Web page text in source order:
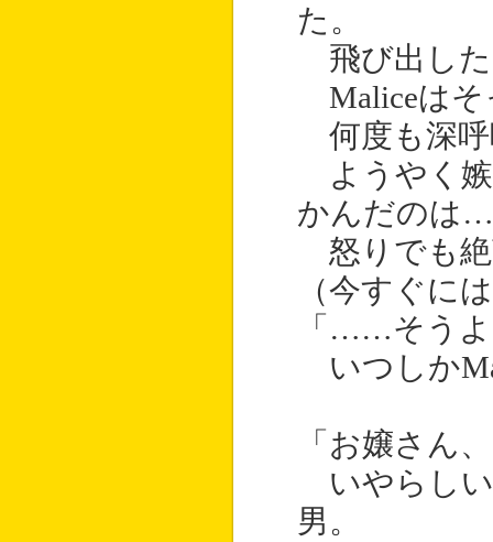
た。
飛び出した
Maliceはそ
何度も深呼
ようやく嫉
かんだのは
怒りでも絶
（今すぐに
「……そうよ
いつしか
「お嬢さん
いやらしい
男。